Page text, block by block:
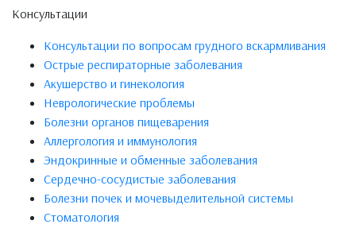
Консультации
Консультации по вопросам грудного вскармливания
Острые респираторные заболевания
Акушерство и гинекология
Неврологические проблемы
Болезни органов пищеварения
Аллергология и иммунология
Эндокринные и обменные заболевания
Сердечно-сосудистые заболевания
Болезни почек и мочевыделительной системы
Стоматология